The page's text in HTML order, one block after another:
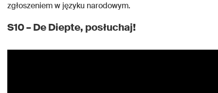
zgłoszeniem w języku narodowym.
S10 – De Diepte, posłuchaj!